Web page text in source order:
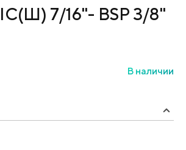
7/16"- BSP 3/8"
В наличии